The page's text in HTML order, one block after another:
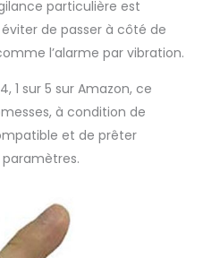
particulière est
de passer à côté de
l’alarme par vibration.
1 sur 5 sur Amazon, ce
à condition de
et de prêter